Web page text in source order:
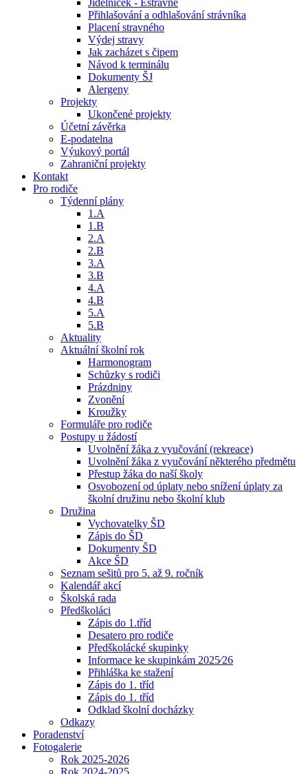
Jídelníček - Estravné
Přihlašování a odhlašování strávníka
Placení stravného
Výdej stravy
Jak zacházet s čipem
Návod k terminálu
Dokumenty ŠJ
Alergeny
Projekty
Ukončené projekty
Účetní závěrka
E-podatelna
Výukový portál
Zahraniční projekty
Kontakt
Pro rodiče
Týdenní plány
1.A
1.B
2.A
2.B
3.A
3.B
4.A
4.B
5.A
5.B
Aktuality
Aktuální školní rok
Harmonogram
Schůzky s rodiči
Prázdniny
Zvonění
Kroužky
Formuláře pro rodiče
Postupy u žádostí
Uvolnění žáka z vyučování (rekreace)
Uvolnění žáka z vyučování některého předmětu
Přestup žáka do naší školy
Osvobození od úplaty nebo snížení úplaty za
školní družinu nebo školní klub
Družina
Vychovatelky ŠD
Zápis do ŠD
Dokumenty ŠD
Akce ŠD
Seznam sešitů pro 5. až 9. ročník
Kalendář akcí
Školská rada
Předškoláci
Zápis do 1.tříd
Desatero pro rodiče
Předškolácké skupinky
Informace ke skupinkám 2025⁄26
Přihláška ke stažení
Zápis do 1. tříd
Zápis do 1. tříd
Odklad školní docházky
Odkazy
Poradenství
Fotogalerie
Rok 2025-2026
Rok 2024-2025